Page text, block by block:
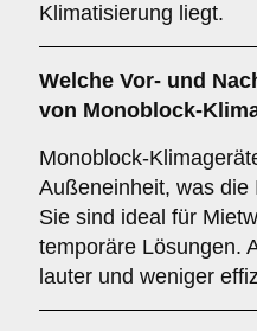
Klimatisierung liegt.
Welche Vor- und
von Monoblock-
Monoblock-
Außeneinheit, was die
Sie sind ideal für
temporäre Lösungen.
lauter und weniger